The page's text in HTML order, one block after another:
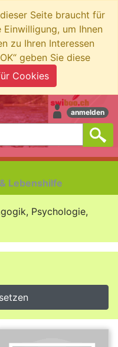
Seite braucht für
um Ihnen
zu Ihren Interessen
geben Sie diese
Cookies
anmelden
Lebenshilfe
Psychologie,